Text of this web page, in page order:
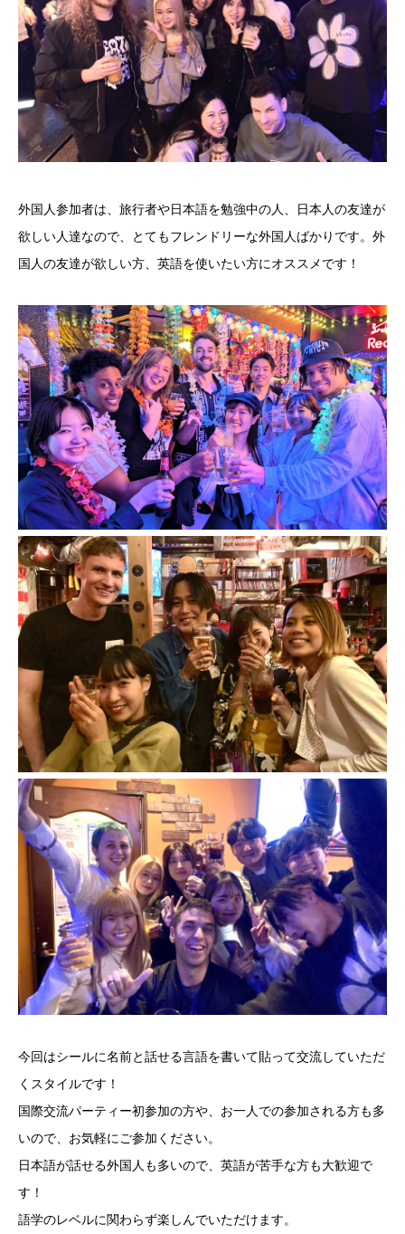
外国人参加者は、旅行者や日本語を勉強中の人、日本人の友達が
欲しい人達なので、とてもフレンドリーな外国人ばかりです。外
国人の友達が欲しい方、英語を使いたい方にオススメです！
今回はシールに名前と話せる言語を書いて貼って交流していただ
くスタイルです！
国際交流パーティー初参加の方や、お一人での参加される方も多
いので、お気軽にご参加ください。
日本語が話せる外国人も多いので、英語が苦手な方も大歓迎で
す！
語学のレベルに関わらず楽しんでいただけます。